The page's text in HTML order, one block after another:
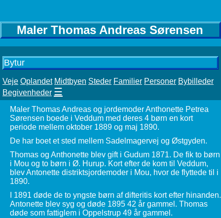
Maler Thomas Andreas Sørensen
Bytur
Veje Oplandet Midtbyen Steder Familier Personer Bybilleder
Begivenheder ☰
Maler Thomas Andreas og jordemoder Anthonette Petrea
Sørensen boede i Veddum med deres 4 børn en kort
periode mellem oktober 1889 og maj 1890.
De har boet et sted mellem Sadelmagervej og Østgyden.
Thomas og Anthonette blev gift i Gudum 1871. De fik to børn
i Mou og to børn i Ø. Hurup. Kort efter de kom til Veddum,
blev Antonette distriktsjordemoder i Mou, hvor de flyttede til i
1890.
I 1891 døde de to yngste børn af difteritis kort efter hinanden.
Antonette blev syg og døde 1895 42 år gammel. Thomas
døde som fattiglem i Oppelstrup 49 år gammel.